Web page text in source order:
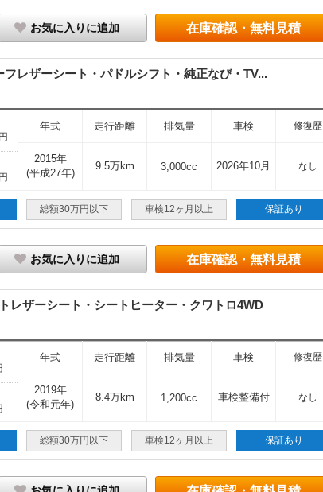
在庫確認・無料見積
お気に入りに追加
レザーシート・パドルシフト・純正なび・TV...
年式 走行距離 排気量 車検 修復歴
2015年
(平成27年)
9.5万km 3,000cc 2026年10月 なし
総額30万円以下 車検12ヶ月以上 保証あり
在庫確認・無料見積
お気に入りに追加
レザーシート・シートヒーター・クワトロ4WD
年式 走行距離 排気量 車検 修復歴
2019年
(令和元年)
8.4万km 1,200cc 車検整備付 なし
総額30万円以下 車検12ヶ月以上 保証あり